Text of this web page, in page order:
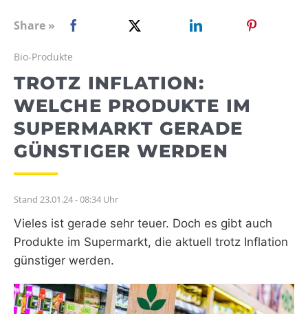
WEBRADIO
Share »
Bio-Produkte
TROTZ INFLATION:
WELCHE PRODUKTE IM
SUPERMARKT GERADE
GÜNSTIGER WERDEN
Stand 23.01.24 - 08:34 Uhr
Vieles ist gerade sehr teuer. Doch es gibt auch
Produkte im Supermarkt, die aktuell trotz Inflation
günstiger werden.